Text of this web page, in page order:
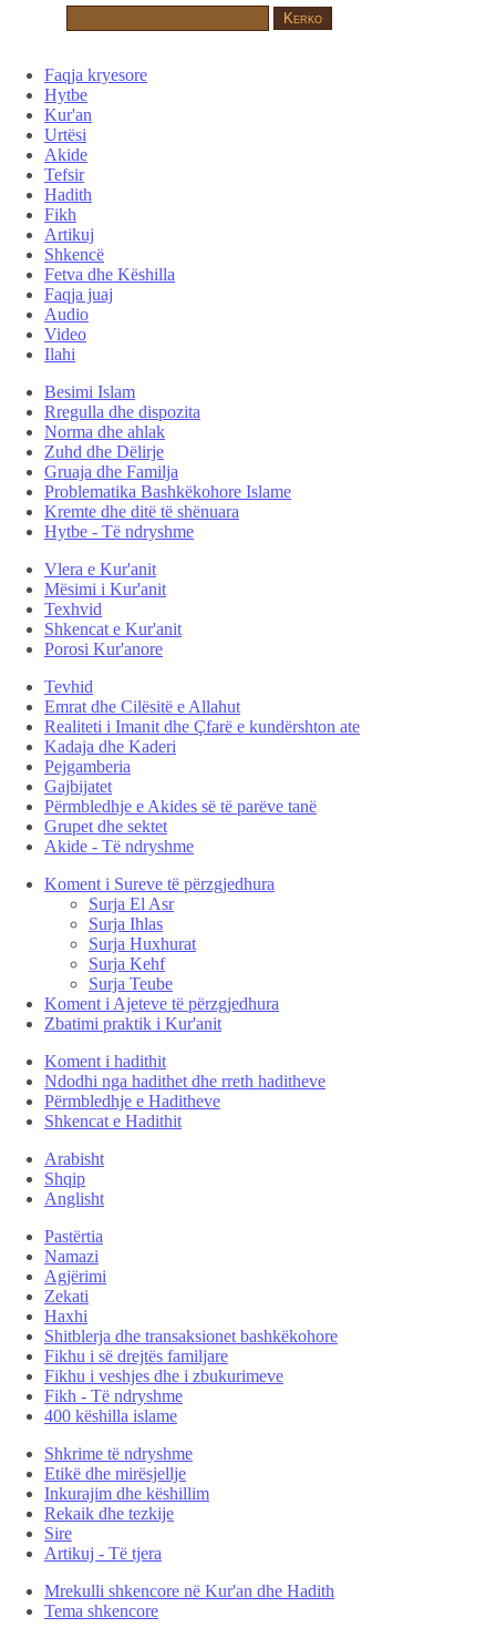
Faqja kryesore
Hytbe
Kur'an
Urtësi
Akide
Tefsir
Hadith
Fikh
Artikuj
Shkencë
Fetva dhe Këshilla
Faqja juaj
Audio
Video
Ilahi
Besimi Islam
Rregulla dhe dispozita
Norma dhe ahlak
Zuhd dhe Dëlirje
Gruaja dhe Familja
Problematika Bashkëkohore Islame
Kremte dhe ditë të shënuara
Hytbe - Të ndryshme
Vlera e Kur'anit
Mësimi i Kur'anit
Texhvid
Shkencat e Kur'anit
Porosi Kur'anore
Tevhid
Emrat dhe Cilësitë e Allahut
Realiteti i Imanit dhe Çfarë e kundërshton ate
Kadaja dhe Kaderi
Pejgamberia
Gajbijatet
Përmbledhje e Akides së të parëve tanë
Grupet dhe sektet
Akide - Të ndryshme
Koment i Sureve të përzgjedhura
Surja El Asr
Surja Ihlas
Surja Huxhurat
Surja Kehf
Surja Teube
Koment i Ajeteve të përzgjedhura
Zbatimi praktik i Kur'anit
Koment i hadithit
Ndodhi nga hadithet dhe rreth haditheve
Përmbledhje e Haditheve
Shkencat e Hadithit
Arabisht
Shqip
Anglisht
Pastërtia
Namazi
Agjërimi
Zekati
Haxhi
Shitblerja dhe transaksionet bashkëkohore
Fikhu i së drejtës familjare
Fikhu i veshjes dhe i zbukurimeve
Fikh - Të ndryshme
400 këshilla islame
Shkrime të ndryshme
Etikë dhe mirësjellje
Inkurajim dhe këshillim
Rekaik dhe tezkije
Sire
Artikuj - Të tjera
Mrekulli shkencore në Kur'an dhe Hadith
Tema shkencore